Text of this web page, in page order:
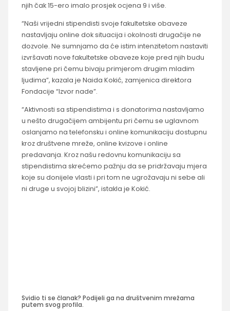
njih čak 15-ero imalo prosjek ocjena 9 i više.
“Naši vrijedni stipendisti svoje fakultetske obaveze
nastavljaju online dok situacija i okolnosti drugačije ne
dozvole. Ne sumnjamo da će istim intenzitetom nastaviti
izvršavati nove fakultetske obaveze koje pred njih budu
stavljene pri čemu bivaju primjerom drugim mladim
ljudima”, kazala je Naida Kokić, zamjenica direktora
Fondacije “Izvor nade”.
“Aktivnosti sa stipendistima i s donatorima nastavljamo
u nešto drugačijem ambijentu pri čemu se uglavnom
oslanjamo na telefonsku i online komunikaciju dostupnu
kroz društvene mreže, online kvizove i online
predavanja. Kroz našu redovnu komunikaciju sa
stipendistima skrećemo pažnju da se pridržavaju mjera
koje su donijele vlasti i pri tom ne ugrožavaju ni sebe ali
ni druge u svojoj blizini”, istakla je Kokić.
Svidio ti se članak? Podijeli ga na društvenim mrežama
putem svog profila.